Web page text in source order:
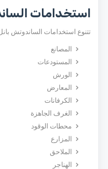
استخدامات
تتنوع استخدامات الساندوتش
المصانع
المستودعات
الورش
المعارض
الكرفانات
الغرف الجاهزة
محطات الوقود
المزارع
الملاحق
الهناجر